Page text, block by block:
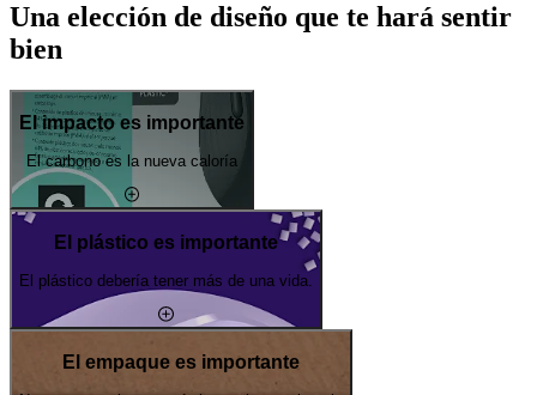
Una elección de diseño que te hará sentir
bien
El impacto es importante
El carbono es la nueva caloría
El plástico es importante
El plástico debería tener más de una vida.
El empaque es importante